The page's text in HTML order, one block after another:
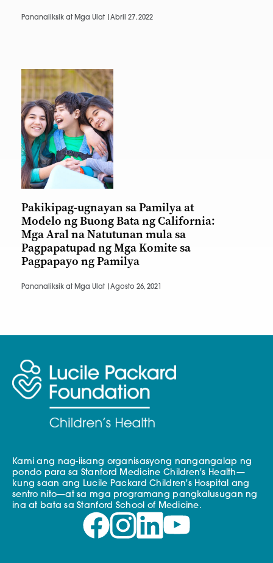
Pananaliksik at Mga Ulat | Abril 27, 2022
Pakikipag-ugnayan sa Pamilya at
Modelo ng Buong Bata ng California:
Mga Aral na Natutunan mula sa
Pagpapatupad ng Mga Komite sa
Pagpapayo ng Pamilya
Pananaliksik at Mga Ulat | Agosto 26, 2021
Kami ang nag-iisang organisasyong nangangalap ng
pondo para sa Stanford Medicine Children's Health—
kung saan ang Lucile Packard Children's Hospital ang
sentro nito—at sa mga programang pangkalusugan ng
ina at bata sa Stanford School of Medicine.